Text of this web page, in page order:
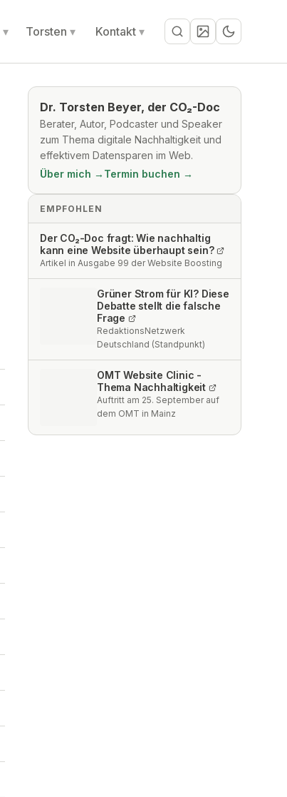
Torsten Kontakt Suche
Dr. Torsten Beyer, der CO₂-Doc
Berater, Autor, Podcaster und Speaker
zum Thema digitale Nachhaltigkeit und
effektivem Datensparen im Web.
Über mich → Termin buchen →
EMPFOHLEN
Der CO₂-Doc fragt: Wie nachhaltig
kann eine Website überhaupt sein?
Artikel in Ausgabe 99 der Website Boosting
Grüner Strom für KI? Diese
Debatte stellt die falsche
Frage
RedaktionsNetzwerk
Deutschland (Standpunkt)
OMT Website Clinic -
Thema Nachhaltigkeit
Auftritt am 25. September auf
dem OMT in Mainz